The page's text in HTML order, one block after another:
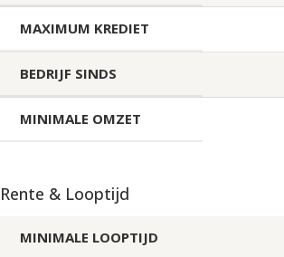
MAXIMUM KREDIET
BEDRIJF SINDS
MINIMALE OMZET
Rente & Looptijd
MINIMALE LOOPTIJD